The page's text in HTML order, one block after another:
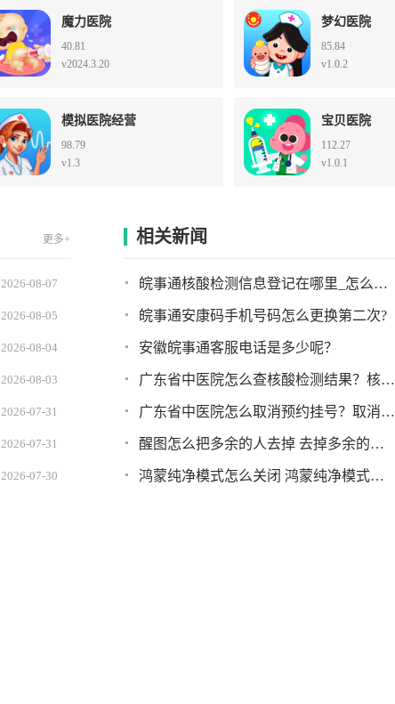
魔力医院
40.81
v2024.3.20
梦幻医院
85.84
v1.0.2
模拟医院经营
98.79
v1.3
宝贝医院
112.27
v1.0.1
更多+
2026-08-07
2026-08-05
2026-08-04
2026-08-03
2026-07-31
2026-07-31
2026-07-30
相关新闻
皖事通核酸检测信息登记在哪里_怎么弄?详细图文教程
皖事通安康码手机号码怎么更换第二次?
安徽皖事通客服电话是多少呢？
广东省中医院怎么查核酸检测结果？核酸检测结果查询方法
广东省中医院怎么取消预约挂号？取消挂号方法
醒图怎么把多余的人去掉 去掉多余的人教程分享
鸿蒙纯净模式怎么关闭 鸿蒙纯净模式关不掉怎么办